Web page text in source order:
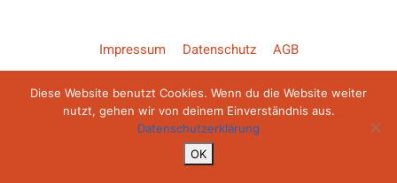
Impressum Datenschutz AGB
Copyright ©2026 Backroad Diaries
Diese Website benutzt Cookies. Wenn du die Website weiter
nutzt, gehen wir von deinem Einverständnis aus.
Datenschutzerklärung
OK